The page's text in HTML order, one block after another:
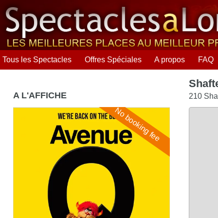
Tous les Spectacles Offres Spéciales A propos FAQ
210
A L'AFFICHE
No booking fee